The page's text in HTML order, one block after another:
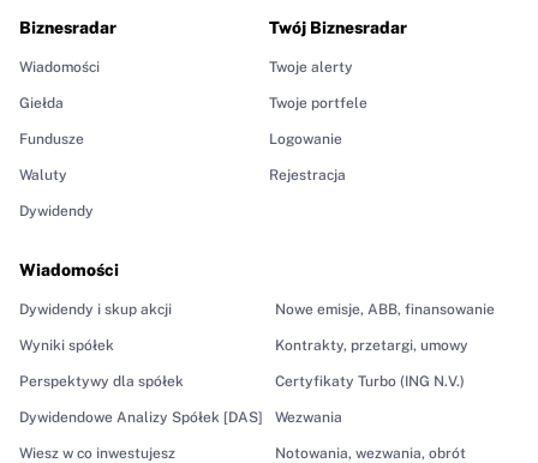
Biznesradar
Wiadomości
Giełda
Fundusze
Waluty
Dywidendy
Wiadomości
Dywidendy i skup akcji
Wyniki spółek
Perspektywy dla spółek
Dywidendowe Analizy Spółek [DAS]
Wiesz w co inwestujesz
Nowe emisje, ABB, finansowanie
Kontrakty, przetargi, umowy
Certyfikaty Turbo (ING N.V.)
Wezwania
Notowania, wezwania, obrót
Twój Biznesradar
Twoje alerty
Twoje portfele
Logowanie
Rejestracja